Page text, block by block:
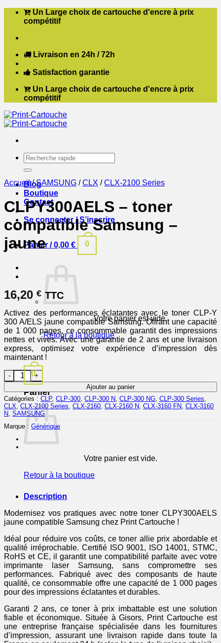
Passer Un Large choix de cartouche d'encre à prix
compétitif
Livraison en 24h / 72h
Satisfaction garantie
Un Large choix de cartouche d'encre à prix
compétitif
Recherche
pour :
Blog
Boutique
Contact
Se connecter / S’inscrire
Panier /0,00 € 0
Votre panier est vide.
Retour à la boutique
0
Panier
Votre panier est vide.
Retour à la boutique
Accueil / SAMSUNG / CLX / CLX-2100 Series
CLPY300AELS – toner
compatible Samsung –
jaune
16,20 € TTC
Activez des performances éclatantes avec le toner CLP-Y
300 A/ELS jaune compatible Samsung. Offrant une capacité
de 1 000 pages, ce consommable garantit des impressions
nettes et vives. Avec une garantie de 2 ans et une livraison
express, optimisez votre expérience d’impression dès
maintenant !
quantité de CLPY300AELS - toner compatible Samsung -
Ajouter au panier
Catégories : CLP, CLP-300 CLP-300 N CLP-300 NG CLP-300 Series
CLX CLX-2100 Series CLX-2160 CLX-2160 N CLX-3160 FN CLX-3160
N SAMSUNG
Marque : Générique
Description
Modernisez vos pratiques avec notre toner CLPY300AELS
jaune compatible Samsung chez Print Cartouche !
Idéal pour réduire vos coûts, ce toner allie prix abordable et
qualité irréprochable. Certifié ISO 9001, ISO 14001, STMC,
RoHS et CE, il garantit une compatibilité parfaite avec votre
imprimante laser Samsung, sans compromettre ses
performances. Fabriqué avec des composants de haute
qualité, ce consommable offre une capacité de 1 000 pages
pour des impressions éclatantes et durables.
Garanti 2 ans, ce toner à prix imbattable est une solution
fiable et économique. Située à Gisors, Print Cartouche est
une entreprise française spécialisée dans les fournitures
d’impression, assurant une livraison rapide dans toute la